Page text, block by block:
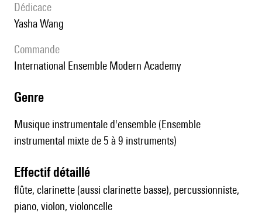
Dédicace
Yasha Wang
Commande
International Ensemble Modern Academy
genre
Musique instrumentale d'ensemble (Ensemble
instrumental mixte de 5 à 9 instruments)
effectif détaillé
flûte, clarinette (aussi clarinette basse), percussionniste,
piano, violon, violoncelle